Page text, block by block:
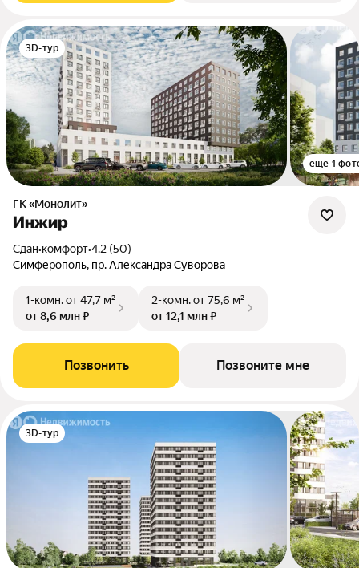
3D-тур
ещё 1
ГК «Монолит»
Инжир
Сдан•комфорт•4.2 (50)
Симферополь, пр. Александра Суворова
1-комн.от 47,7 м²
от 8,6 млн ₽
2-комн.от 75,6 м²
от 12,1 млн ₽
Позвонить Позвоните мне
3D-тур